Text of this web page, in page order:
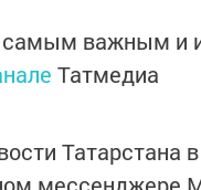
самым важным и
Татмедиа
Татарстана в